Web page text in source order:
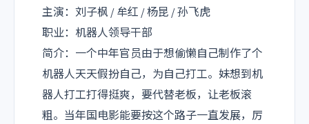
主演：刘子枫 / 牟红 / 杨昆 / 孙飞虎
职业：机器人领导干部
简介：一个中年官员由于想偷懒自己制作了个
机器人天天假扮自己，为自己打工。妹想到机
器人打工打得挺爽，要代替老板，让老板滚
粗。当年国电影能要按这个路子一直发展，厉